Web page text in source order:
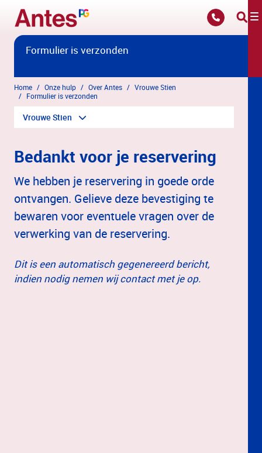
Overslaan en naar hoofdinhoud gaan
Formulier is verzonden
Home Onze hulp Over Antes
Vrouwe Stien
Formulier is verzonden
Vrouwe Stien
Bedankt voor je reservering
We hebben je reservering in goede orde
ontvangen. Gelieve deze bevestiging te
bewaren voor eventuele vragen over de
verwerking van de reservering.
Dit is een automatisch gegenereerd bericht,
indien nodig nemen wij contact met je op.